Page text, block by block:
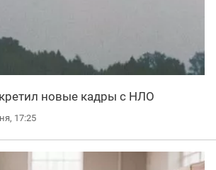
новые кадры с НЛО
17:25